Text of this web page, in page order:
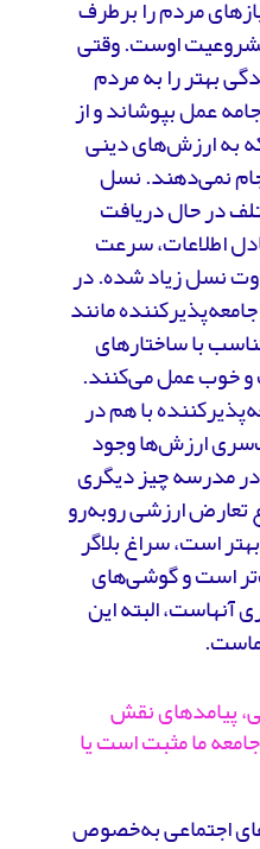
مردم را برطرف
اوست. وقتی
بهتر را به مردم
عمل بپوشاند و از
به ارزش‌های دینی
نمی‌دهند. نسل
در حال دریافت
اطلاعات، سرعت
نسل زیاد شده. در
مانند
با ساختارهای
خوب عمل می‌کنند.
با هم در
ارزش‌ها وجود
مدرسه چیز دیگری
تعارض ارزشی روبه‌رو
است، سراغ بلاگر
است و گوشی‌های
آنهاست، البته این
پیامدهای نقش
ما مثبت است یا
اجتماعی به‌خصوص